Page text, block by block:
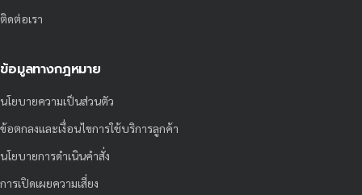
ติดต่อเรา
ข้อมูลทางกฎหมาย
นโยบายความเป็นส่วนตัว
ข้อตกลงและเงื่อนไขการใช้บริการลูกค้า
นโยบายการดำเนินคำสั่ง
การเปิดเผยความเสี่ยง